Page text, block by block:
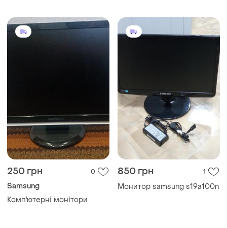
250 грн 0
Samsung
Комп'ютерні монітори
850 грн 1
Монитор samsung s19a100n